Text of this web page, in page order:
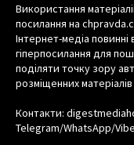
Використання
посилання на
Інтернет-медіа
гіперпосилання для
поділяти точку зору
розміщенних
Контакти:
Telegram/WhatsApp/